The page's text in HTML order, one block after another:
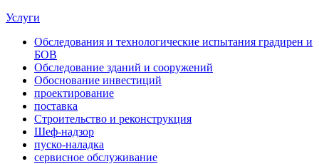
Услуги
Обследования и технологические испытания градирен и
БОВ
Обследование зданий и сооружений
Обоснование инвестиций
проектирование
поставка
Строительство и реконструкция
Шеф-надзор
пуско-наладка
сервисное обслуживание